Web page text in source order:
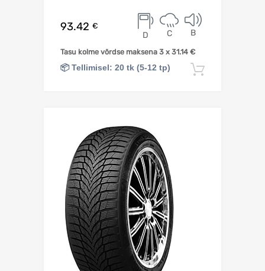
93.42 €
D C B
Tasu kolme võrdse maksena 3 x 31.14 €
📦 Tellimisel: 20 tk (5-12 tp)